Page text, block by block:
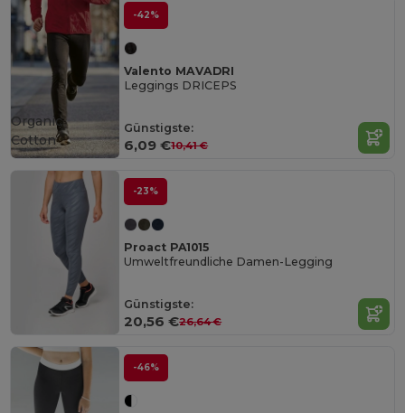
-42%
Valento MAVADRI
Leggings DRICEPS
Günstigste:
6,09 €10,41 €
Organic
Cotton
-23%
Proact PA1015
Umweltfreundliche Damen-Legging
Günstigste:
20,56 €26,64 €
-46%